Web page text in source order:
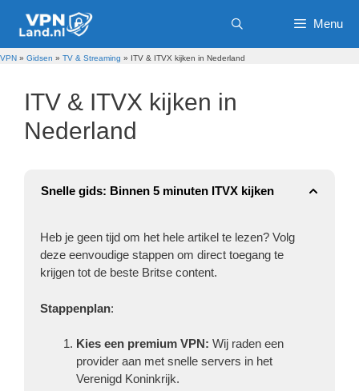
naar
inhoud
Menu
VPN » Gidsen » TV & Streaming » ITV & ITVX kijken in Nederland
ITV & ITVX kijken in
Nederland
Snelle gids: Binnen 5 minuten ITVX kijken
Heb je geen tijd om het hele artikel te lezen? Volg
deze eenvoudige stappen om direct toegang te
krijgen tot de beste Britse content.
Stappenplan:
Kies een premium VPN: Wij raden een
provider aan met snelle servers in het
Verenigd Koninkrijk.